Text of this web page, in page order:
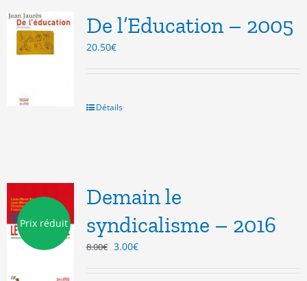
De l’Education – 2005
20.50€
Détails
Prix réduit
Demain le
syndicalisme – 2016
8.00€ Le
3.00€Le